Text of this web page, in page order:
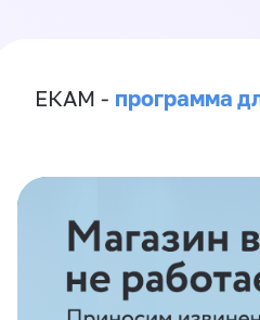
ЕКАМ - программа